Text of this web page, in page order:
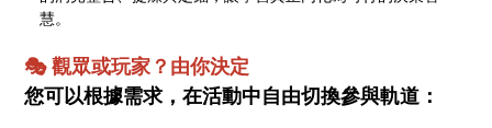
慧。
🎭 觀眾或玩家？由你決定
您可以根據需求，在活動中自由切換參與軌道：